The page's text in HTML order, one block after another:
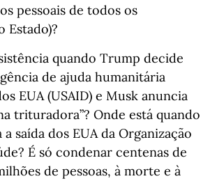
pessoais de todos os
Estado)?
quando Trump decide
de ajuda humanitária
EUA (USAID) e Musk anuncia
trituradora”? Onde está quando
saída dos EUA da Organização
É só condenar centenas de
de pessoas, à morte e à